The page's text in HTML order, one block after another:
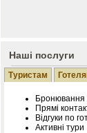
Наші послуги
Туристам
Бронювання
Прямі
Відгуки по
Активні тури